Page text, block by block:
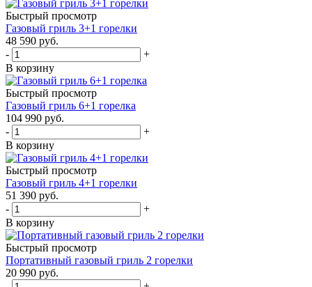
Быстрый просмотр
Газовый гриль 3+1 горелки
48 590 руб.
-
+
В корзину
Быстрый просмотр
Газовый гриль 6+1 горелка
104 990 руб.
-
+
В корзину
Быстрый просмотр
Газовый гриль 4+1 горелки
51 390 руб.
-
+
В корзину
Быстрый просмотр
Портативный газовый гриль 2 горелки
20 990 руб.